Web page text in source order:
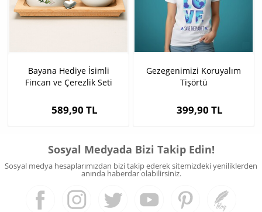
Bayana Hediye İsimli
Fincan ve Çerezlik Seti
589,90 TL
Gezegenimizi Koruyalım
Tişörtü
399,90 TL
Sosyal Medyada Bizi Takip Edin!
Sosyal medya hesaplarımızdan bizi takip ederek sitemizdeki yeniliklerden
anında haberdar olabilirsiniz.